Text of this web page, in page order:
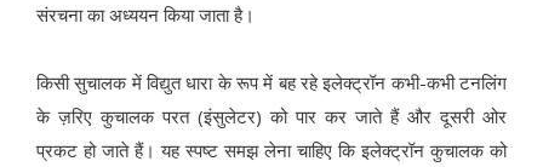
संरचना का अध्ययन किया जाता है।
किसी सुचालक में विद्युत धारा के रूप में बह रहे इलेक्ट्रॉन कभी-कभी टनलिंग
के ज़रिए कुचालक परत (इंसुलेटर) को पार कर जाते हैं और दूसरी ओर
प्रकट हो जाते हैं। यह स्पष्ट समझ लेना चाहिए कि इलेक्ट्रॉन कुचालक को